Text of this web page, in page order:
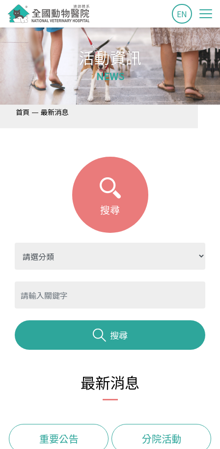
EN
活動資訊
NEWS
首頁 — 最新消息
搜尋
搜尋
最新消息
重要公告 分院活動